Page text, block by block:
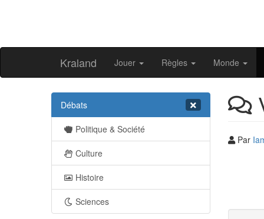
Kraland Jouer Règles Monde
Débats
Politique & Société
Culture
Histoire
Sciences
Par